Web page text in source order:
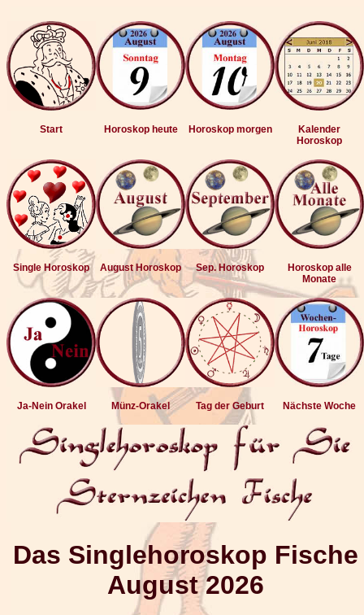
Start Horoskop heute Horoskop morgen
Kalender
Horoskop
Single Horoskop August Horoskop Sep. Horoskop
Horoskop alle
Monate
Ja-Nein Orakel Münz-Orakel Tag der Geburt Nächste Woche
Das Singlehoroskop Fische
August 2026